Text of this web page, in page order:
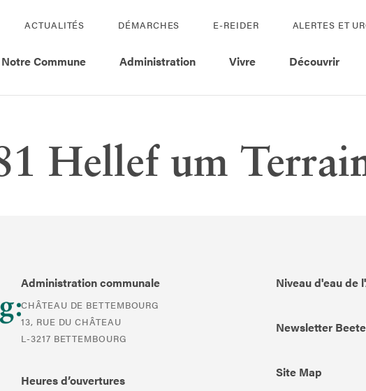
ACTUALITÉS DÉMARCHES E-REIDER ALERTES ET
Notre Commune Administration Vivre Découvrir
Hellef um
Administration communale
CHÂTEAU DE BETTEMBOURG
13, RUE DU CHÂTEAU
L-3217 BETTEMBOURG
Heures d’ouvertures
Niveau d'eau de
Newsletter
Site Map